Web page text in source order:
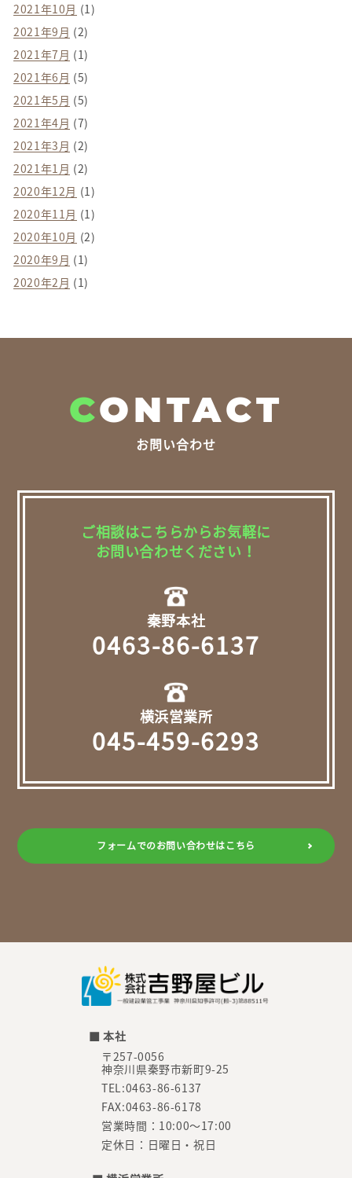
2021年10月 (1)
2021年9月 (2)
2021年7月 (1)
2021年6月 (5)
2021年5月 (5)
2021年4月 (7)
2021年3月 (2)
2021年1月 (2)
2020年12月 (1)
2020年11月 (1)
2020年10月 (2)
2020年9月 (1)
2020年2月 (1)
CONTACT
お問い合わせ
ご相談はこちらからお気軽に
お問い合わせください！
秦野本社
0463-86-6137
横浜営業所
045-459-6293
フォームでのお問い合わせはこちら
■ 本社
〒257-0056
神奈川県秦野市新町9-25
TEL:0463-86-6137
FAX:0463-86-6178
営業時間：10:00～17:00
定休日：日曜日・祝日